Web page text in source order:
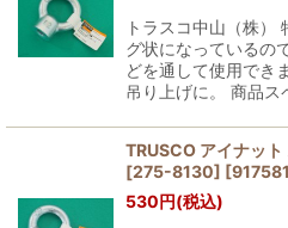
トラスコ中山（株）
グ状になっているの
どを通して使用でき
吊り上げに。 商品
TRUSCO アイナッ
[275-8130] [
530円(税込)